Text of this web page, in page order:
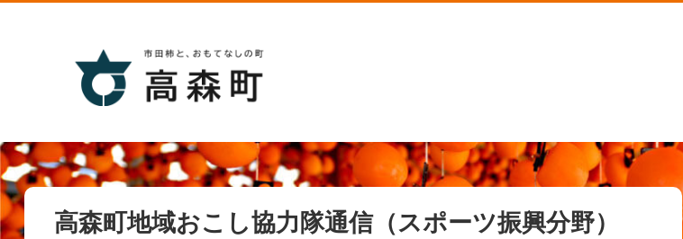
高森町地域おこし協力隊通信（スポーツ振興分野）